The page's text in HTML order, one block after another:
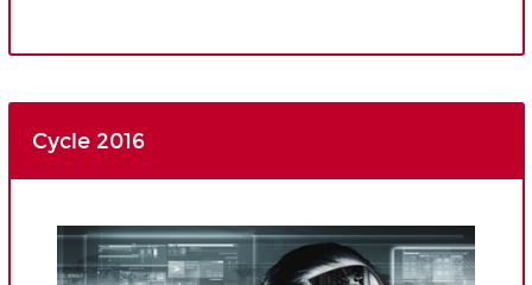
Cycle 2016